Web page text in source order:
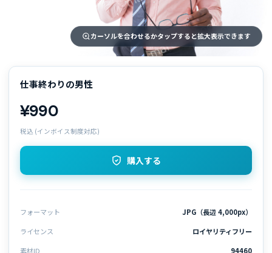
カーソルを合わせるかタップすると拡大表示できます
仕事終わりの男性
¥990
税込 (インボイス制度対応)
購入する
フォーマット
JPG（長辺 4,000px）
ライセンス
ロイヤリティフリー
素材ID
94460